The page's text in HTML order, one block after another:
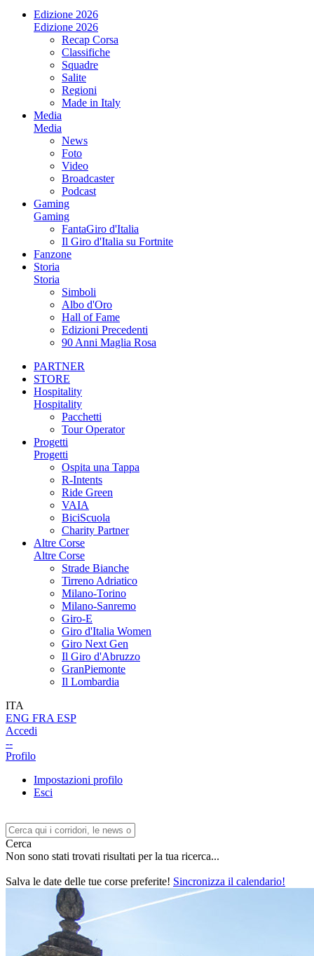
Edizione 2026
Edizione 2026
Recap Corsa
Classifiche
Squadre
Salite
Regioni
Made in Italy
Media
Media
News
Foto
Video
Broadcaster
Podcast
Gaming
Gaming
FantaGiro d'Italia
Il Giro d'Italia su Fortnite
Fanzone
Storia
Storia
Simboli
Albo d'Oro
Hall of Fame
Edizioni Precedenti
90 Anni Maglia Rosa
PARTNER
STORE
Hospitality
Hospitality
Pacchetti
Tour Operator
Progetti
Progetti
Ospita una Tappa
R-Intents
Ride Green
VAIA
BiciScuola
Charity Partner
Altre Corse
Altre Corse
Strade Bianche
Tirreno Adriatico
Milano-Torino
Milano-Sanremo
Giro-E
Giro d'Italia Women
Giro Next Gen
Il Giro d'Abruzzo
GranPiemonte
Il Lombardia
ITA
ENG FRA ESP
Accedi
--
Profilo
Impostazioni profilo
Esci
Cerca
Non sono stati trovati risultati per la tua ricerca...
Salva le date delle tue corse preferite! Sincronizza il calendario!